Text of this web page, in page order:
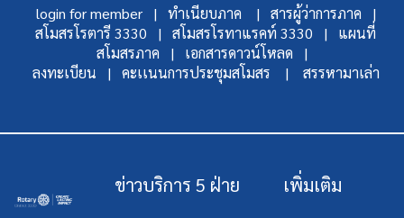
login for member | ทำเนียบภาค |
สารผู้ว่าการภาค |
สโมสรโรตารี 3330 |
สโมสรโรทาแรคท์ 3330 |
แผนที่
สโมสรภาค |
เอกสารดาวน์โหลด |
ลงทะเบียน |
คะเเนนการประชุมสโมสร | สรรหามาเล่า
ข่าวบริการ 5 ฝ่าย เพิ่มเติม